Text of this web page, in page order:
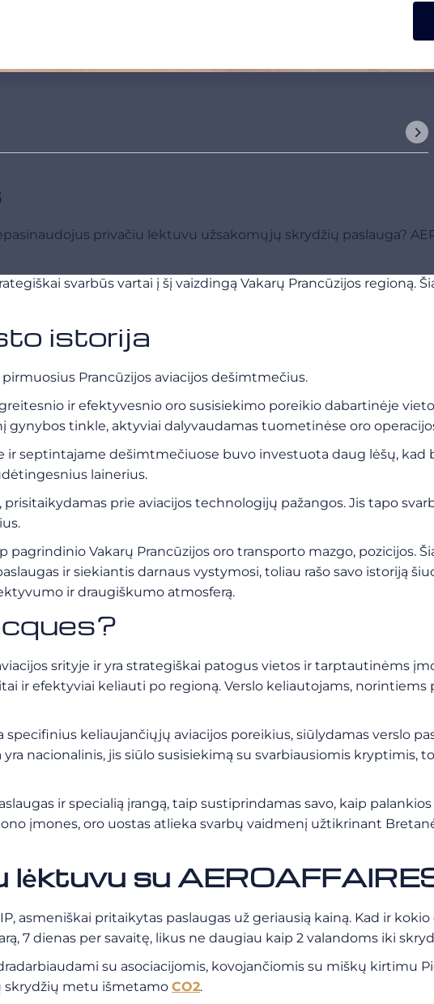
privačiu lėktuvu užsakomųjų skrydžių paslauga?
svarbūs vartai į šį vaizdingą Vakarų Prancūzijos regioną.
istorija
Prancūzijos aviacijos dešimtmečius.
ir efektyvesnio oro susisiekimo poreikio dabartinėje
tinkle, aktyviai dalyvaudamas tuometinėse oro
ir septintajame dešimtmečiuose buvo investuota daug lėšų,
lainerius.
prie aviacijos technologijų pažangos. Jis tapo
Vakarų Prancūzijos oro transporto mazgo, pozicijos.
ir siekiantis darnaus vystymosi, toliau rašo savo istoriją
ir draugiškumo atmosferą.
srityje ir yra strategiškai patogus vietos ir tarptautinėms
ir efektyviai keliauti po regioną. Verslo keliautojams, norintiems
specifinius keliaujančiųjų aviacijos poreikius, siūlydamas verslo
nacionalinis, jis siūlo susisiekimą su svarbiausiomis kryptimis,
ir specialią įrangą, taip sustiprindamas savo, kaip
įmones, oro uostas atlieka svarbų vaidmenį užtikrinant
lėktuvu su
asmeniškai pritaikytas paslaugas už geriausią kainą. Kad ir
7 dienas per savaitę, likus ne daugiau kaip 2 valandoms iki
su asociacijomis, kovojančiomis su miškų kirtimu
skrydžių metu išmetamo CO2.